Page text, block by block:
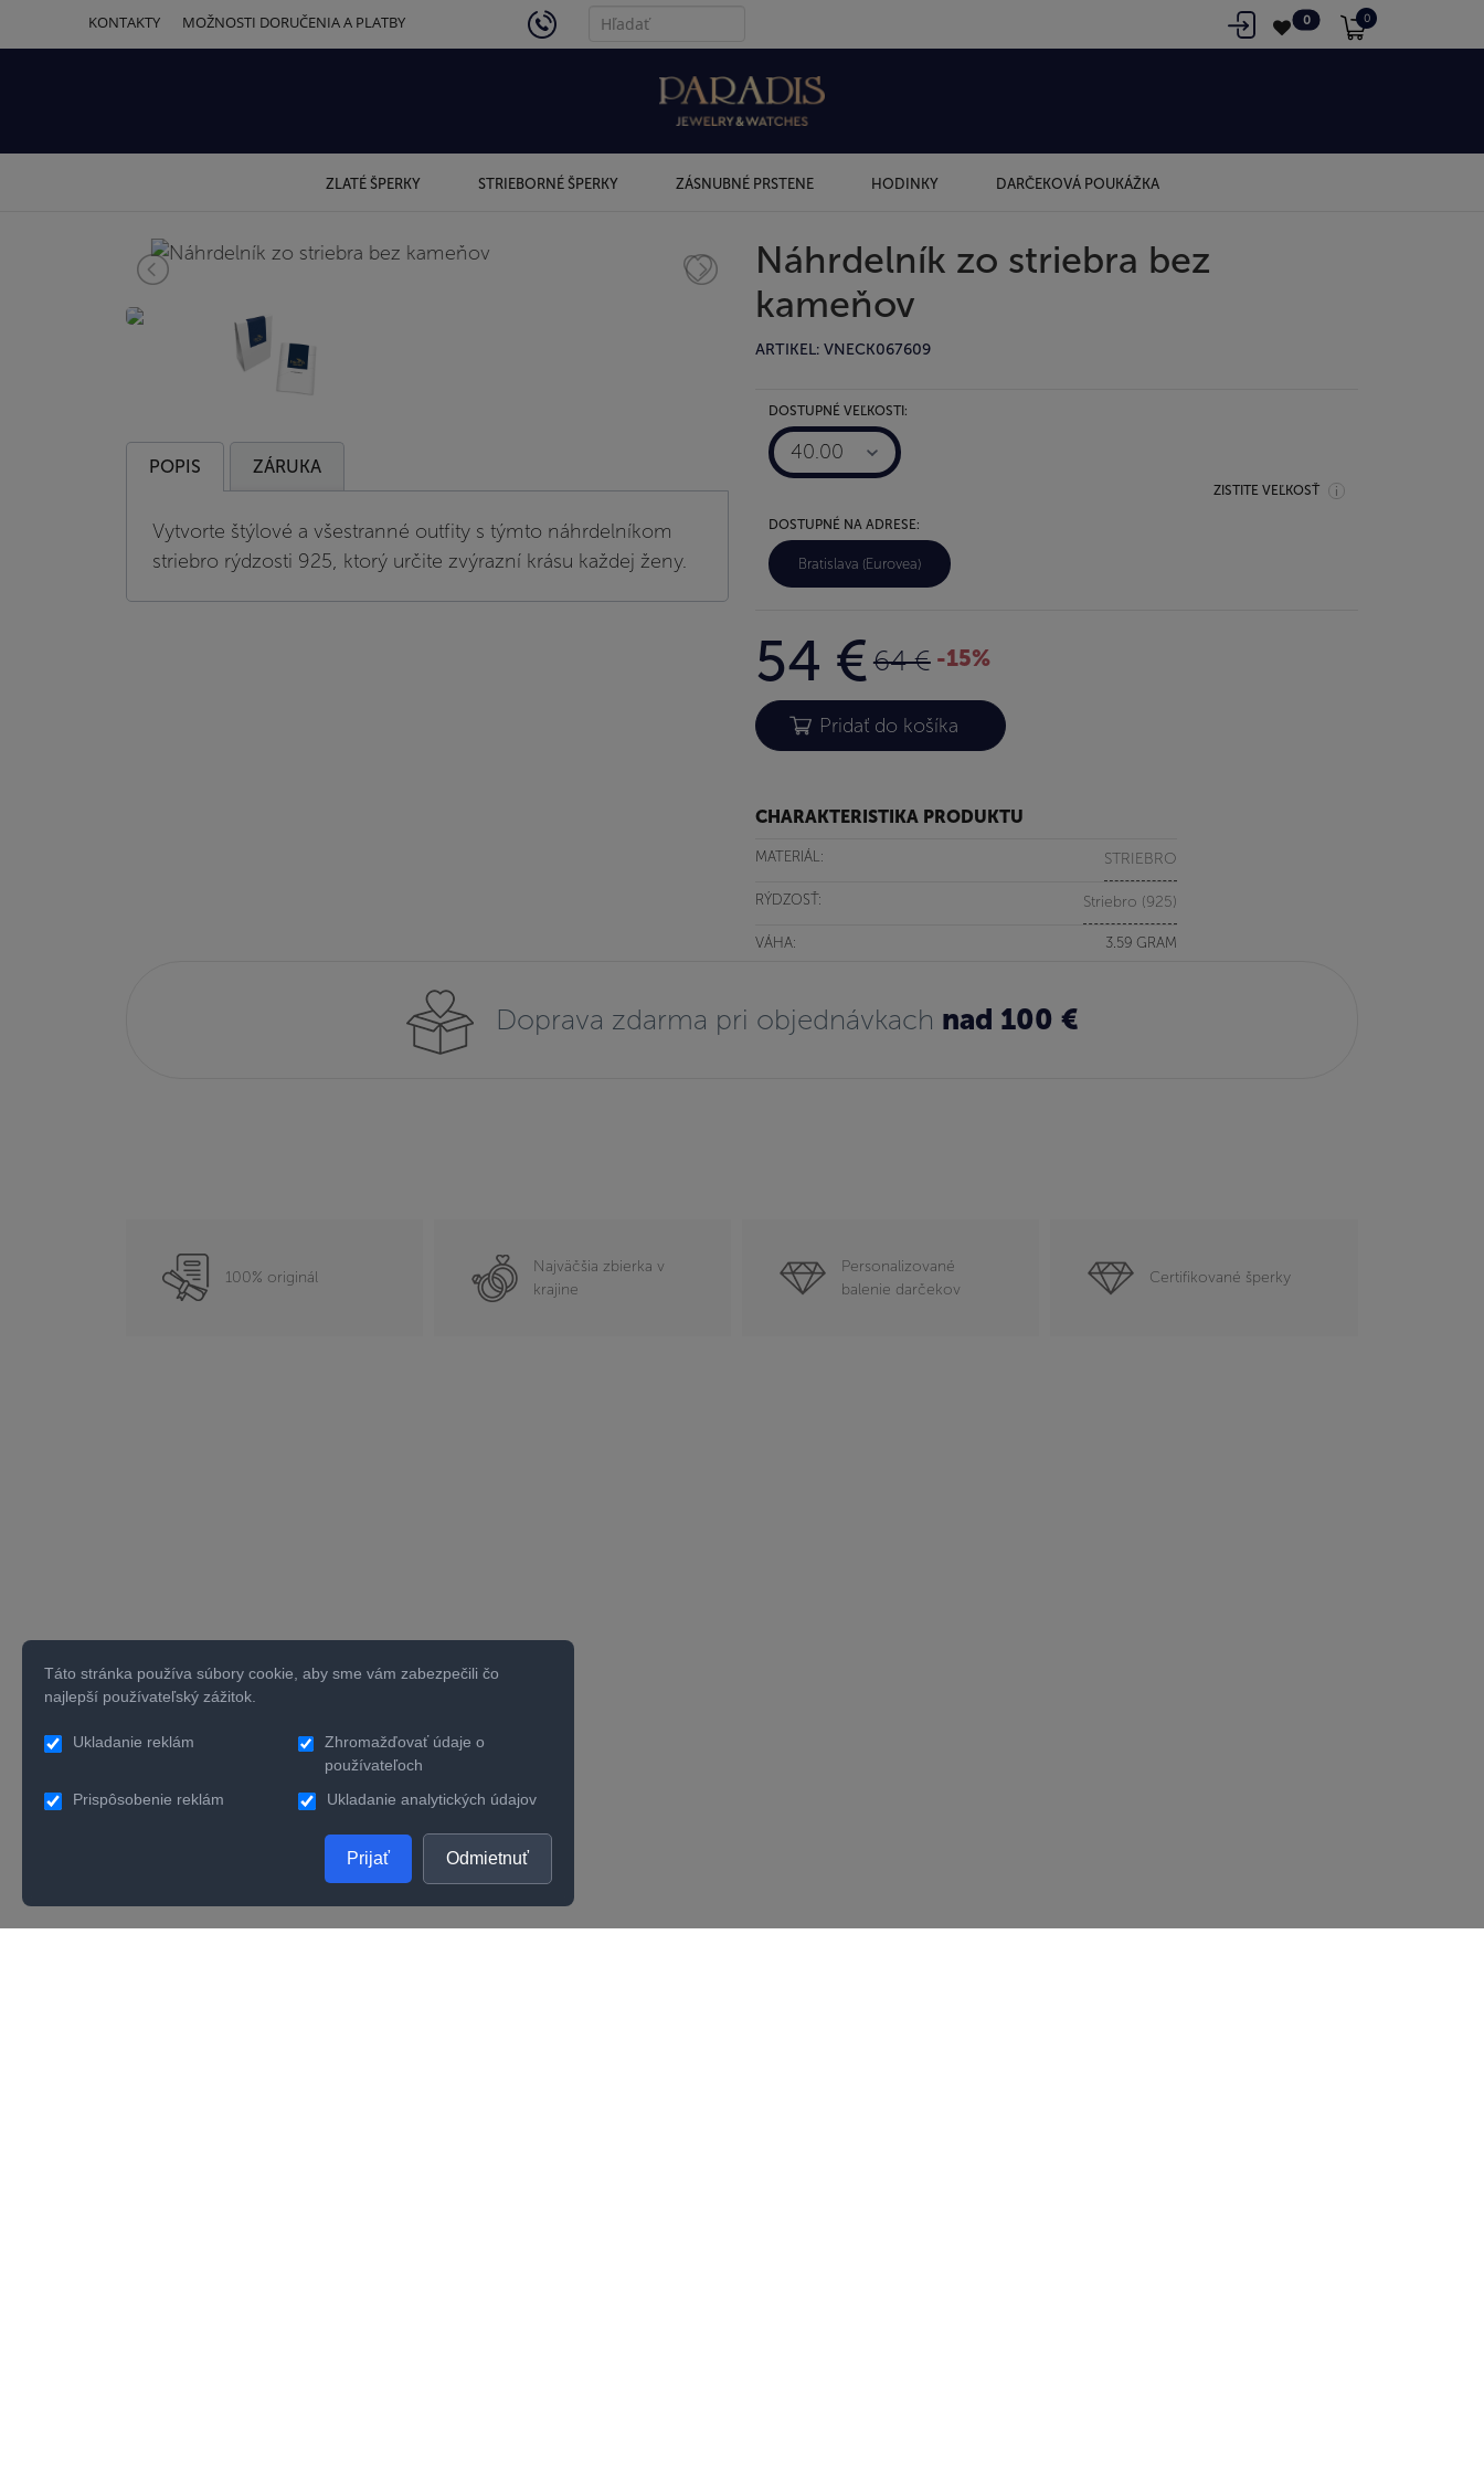
KONTAKTY MOŽNOSTI DORUČENIA A PLATBY 4434 0 0
ZLATÉ ŠPERKY STRIEBORNÉ ŠPERKY ZÁSNUBNÉ PRSTENE HODINKY DARČEKOVÁ POUKÁŽKA
POPIS ZÁRUKA
Vytvorte štýlové a všestranné outfity s týmto náhrdelníkom
striebro rýdzosti 925, ktorý určite zvýrazní krásu každej ženy.
Náhrdelník zo striebra bez
kameňov
ARTIKEL: VNECK067609
DOSTUPNÉ VEĽKOSTI:
40.00
ZISTITE VEĽKOSŤ
DOSTUPNÉ NA ADRESE:
Bratislava (Eurovea)
54 €64 € -15%
CHARAKTERISTIKA PRODUKTU
MATERIÁL: STRIEBRO
RÝDZOSŤ: Striebro (925)
VÁHA: 3.59 GRAM
Doprava zdarma pri objednávkach nad 100 €
100% originál
Najväčšia zbierka v
krajine
Personalizované
balenie darčekov
Certifikované šperky
Táto stránka používa súbory cookie, aby sme vám zabezpečili čo
najlepší používateľský zážitok.
Ukladanie reklám
Zhromažďovať údaje o
používateľoch
Prispôsobenie reklám
Ukladanie analytických údajov
Prijať Odmietnuť